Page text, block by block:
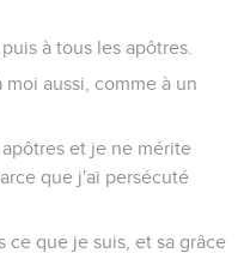
à tous les apôtres.
aussi, comme à un
et je ne mérite
que j'ai persécuté
ce que je suis, et sa grâce